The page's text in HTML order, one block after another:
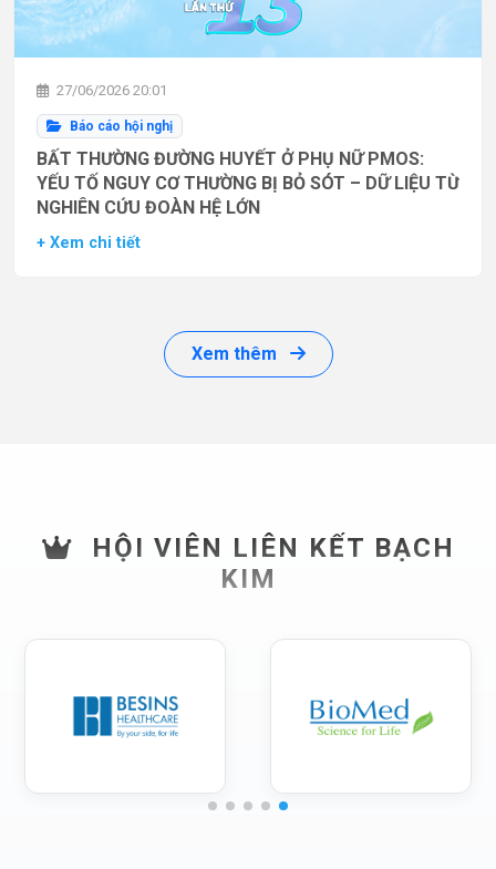
27/06/2026 20:01
Báo cáo hội nghị
BẤT THƯỜNG ĐƯỜNG HUYẾT Ở PHỤ NỮ PMOS:
YẾU TỐ NGUY CƠ THƯỜNG BỊ BỎ SÓT – DỮ LIỆU TỪ
NGHIÊN CỨU ĐOÀN HỆ LỚN
+ Xem chi tiết
Xem thêm
HỘI VIÊN LIÊN KẾT BẠCH
KIM